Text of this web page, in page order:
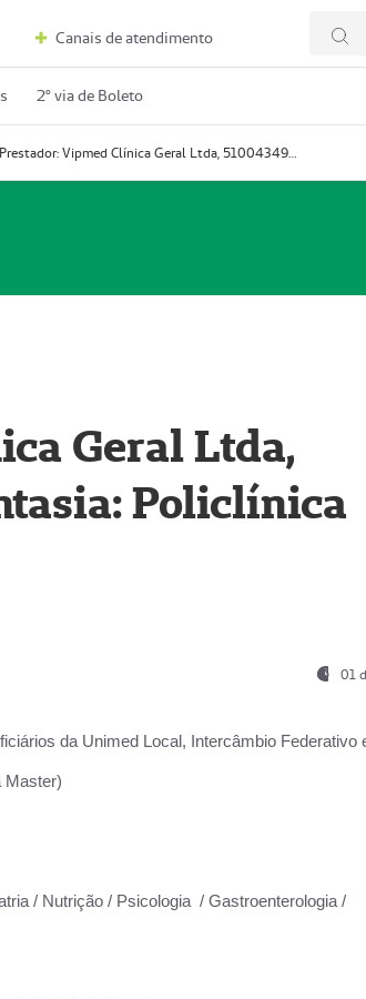
Canais de atendimento
2º via de Boleto
Prestador: Vipmed Clínica Geral Ltda, 51004349-0 (Nome Fantasia: Policlínica Master)
Geral Ltda,
Policlínica
01
da Unimed Local, Intercâmbio Federativo
Master)
/ Nutrição / Psicologia / Gastroenterologia /